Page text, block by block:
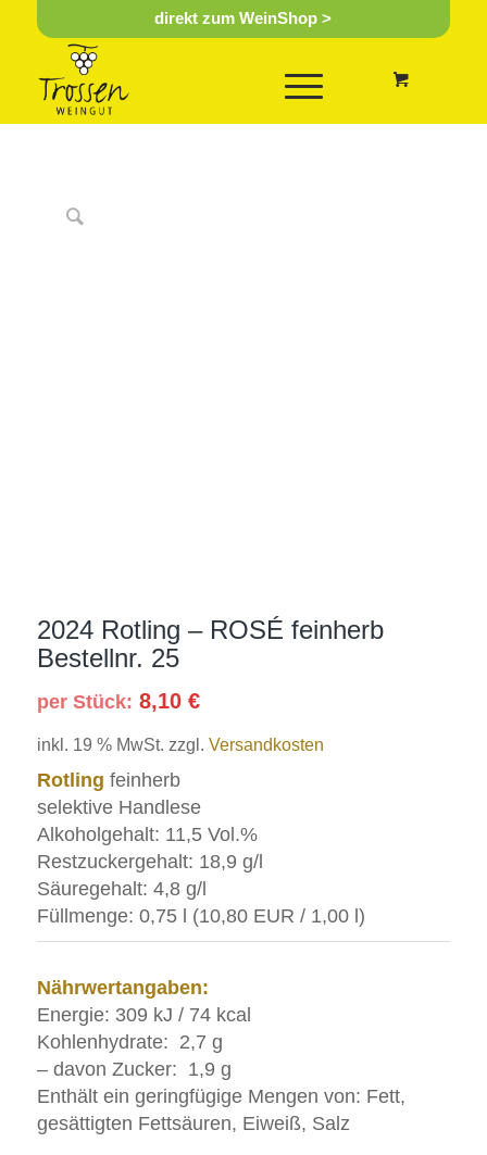
direkt zum WeinShop >
2024 Rotling – ROSÉ feinherb
Bestellnr. 25
per Stück: 8,10 €
inkl. 19 % MwSt. zzgl. Versandkosten
Rotling feinherb
selektive Handlese
Alkoholgehalt: 11,5 Vol.%
Restzuckergehalt: 18,9 g/l
Säuregehalt: 4,8 g/l
Füllmenge: 0,75 l (10,80 EUR / 1,00 l)
Nährwertangaben:
Energie: 309 kJ / 74 kcal
Kohlenhydrate: 2,7 g
– davon Zucker: 1,9 g
Enthält ein geringfügige Mengen von: Fett,
gesättigten Fettsäuren, Eiweiß, Salz